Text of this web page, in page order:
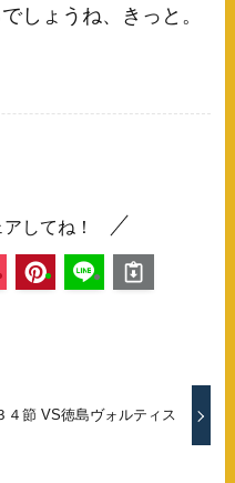
しょうね、きっと。
してね！
４節 VS徳島ヴォルティス